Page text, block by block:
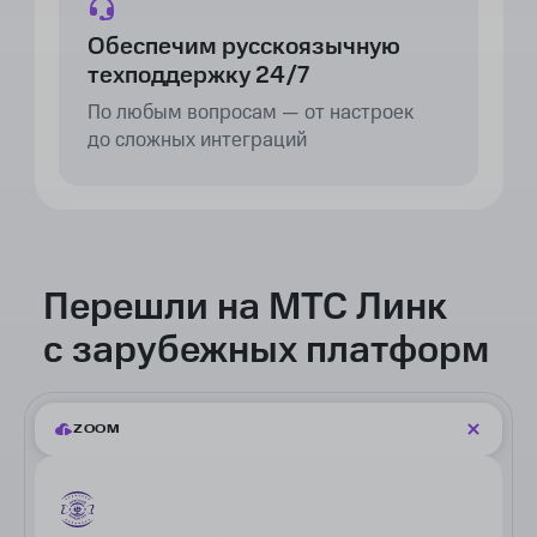
в чате
Саммари в тредах
Встроенный таск-трекер
Онлайн-доски
Саммари в
Встроенный
Онлайн-доски
Обеспечим русскоязычную
техподдержку 24/7
По любым вопросам — от настроек
до сложных интеграций
Перешли на МТС Линк
с зарубежных платформ
ZOOM